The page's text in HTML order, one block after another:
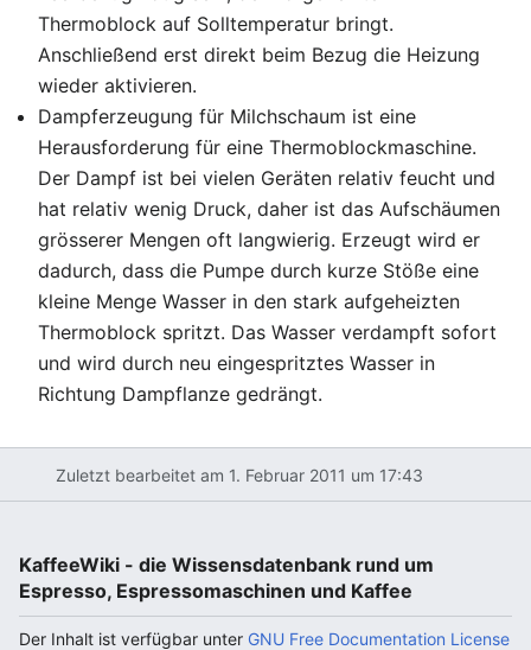
Thermoblock auf Solltemperatur bringt.
Anschließend erst direkt beim Bezug die Heizung
wieder aktivieren.
Dampferzeugung für Milchschaum ist eine
Herausforderung für eine Thermoblockmaschine.
Der Dampf ist bei vielen Geräten relativ feucht und
hat relativ wenig Druck, daher ist das Aufschäumen
grösserer Mengen oft langwierig. Erzeugt wird er
dadurch, dass die Pumpe durch kurze Stöße eine
kleine Menge Wasser in den stark aufgeheizten
Thermoblock spritzt. Das Wasser verdampft sofort
und wird durch neu eingespritztes Wasser in
Richtung Dampflanze gedrängt.
Zuletzt bearbeitet am 1. Februar 2011 um 17:43
KaffeeWiki - die Wissensdatenbank rund um
Espresso, Espressomaschinen und Kaffee
Der Inhalt ist verfügbar unter GNU Free Documentation License